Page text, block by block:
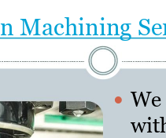
Machining
